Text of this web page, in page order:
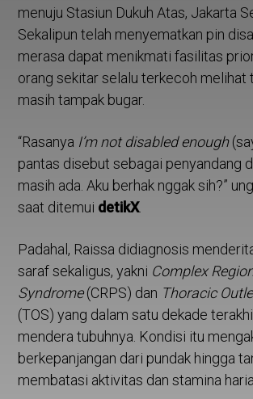
menuju Stasiun Dukuh Atas, Jakarta
Sekalipun telah menyematkan pin
merasa dapat menikmati fasilitas
orang sekitar selalu terkecoh melihat
masih tampak bugar.
“Rasanya I’m not disabled enough
pantas disebut sebagai penyandang
masih ada. Aku berhak nggak sih?”
saat ditemui detikX.
Padahal, Raissa didiagnosis
saraf sekaligus, yakni Complex
Syndrome(CRPS) dan Thoracic
(TOS) yang dalam satu dekade
mendera tubuhnya. Kondisi itu
berkepanjangan dari pundak hingga
membatasi aktivitas dan stamina